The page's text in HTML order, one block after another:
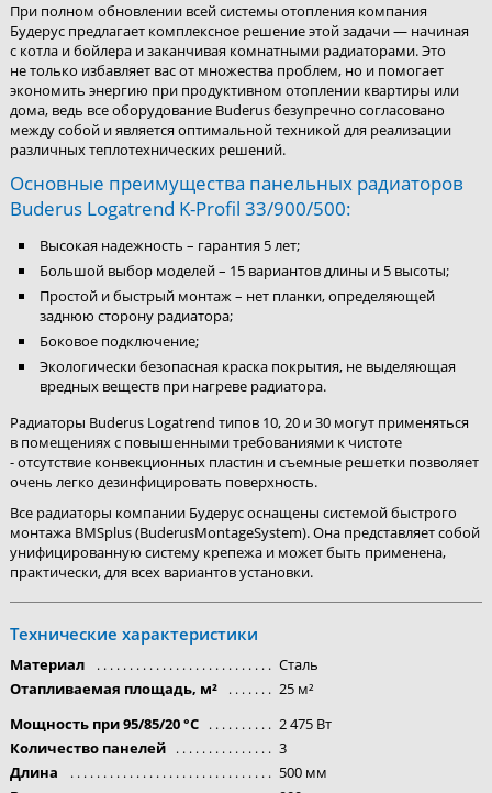
При полном обновлении всей системы отопления компания
Будерус предлагает комплексное решение этой задачи — начиная
с котла и бойлера и заканчивая комнатными радиаторами. Это
не только избавляет вас от множества проблем, но и помогает
экономить энергию при продуктивном отоплении квартиры или
дома, ведь все оборудование Buderus безупречно согласовано
между собой и является оптимальной техникой для реализации
различных теплотехнических решений.
Основные преимущества панельных радиаторов
Buderus Logatrend K-Profil 33/900/500:
Высокая надежность – гарантия 5 лет;
Большой выбор моделей – 15 вариантов длины и 5 высоты;
Простой и быстрый монтаж – нет планки, определяющей
заднюю сторону радиатора;
Боковое подключение;
Экологически безопасная краска покрытия, не выделяющая
вредных веществ при нагреве радиатора.
Радиаторы Buderus Logatrend типов 10, 20 и 30 могут применяться
в помещениях с повышенными требованиями к чистоте
- отсутствие конвекционных пластин и съемные решетки позволяет
очень легко дезинфицировать поверхность.
Все радиаторы компании Будерус оснащены системой быстрого
монтажа BMSplus (BuderusMontageSystem). Она представляет собой
унифицированную систему крепежа и может быть применена,
практически, для всех вариантов установки.
Технические характеристики
Материал
Сталь
Отапливаемая площадь, м²
25 м²
Мощность при 95/85/20 °C
2 475 Вт
Количество панелей
3
Длина
500 мм